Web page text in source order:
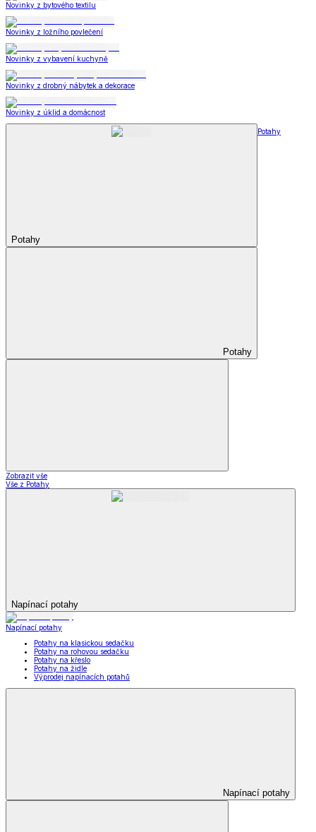
Novinky z bytového textilu
Novinky z ložního povlečení
Novinky z vybavení kuchyně
Novinky z drobný nábytek a dekorace
Novinky z úklid a domácnost
Potahy
Potahy
Potahy
Zobrazit vše
Vše z Potahy
Napínací potahy
Napínací potahy
Potahy na klasickou sedačku
Potahy na rohovou sedačku
Potahy na křeslo
Potahy na židle
Výprodej napínacích potahů
Napínací potahy